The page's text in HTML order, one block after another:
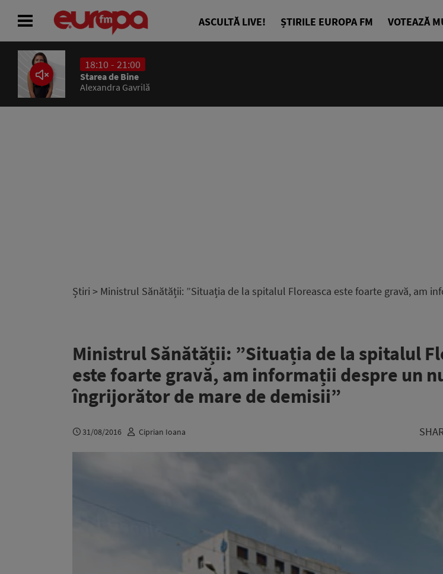
ASCULTĂ LIVE! ȘTIRILE EUROPA FM VOTEAZĂ
18:10 - 21:00
Starea de Bine
Alexandra Gavrilă
Știri > Ministrul Sănătății: ”Situația de la spitalul Floreasca este foarte gravă, am
Ministrul Sănătății: ”Situația de la spitalul
este foarte gravă, am informații despre un
îngrijorător de mare de demisii”
31/08/2016 Ciprian Ioana
ACASĂ
ȘTIRI